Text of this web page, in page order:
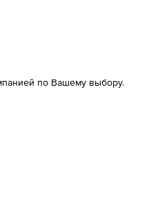
по Вашему выбору.